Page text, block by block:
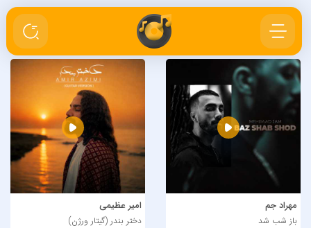
مهراد جم
باز شب شد
امیر عظیمی
دختر بندر (گیتار ورژن)